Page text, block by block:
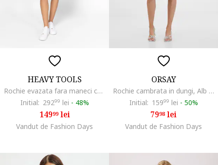
HEAVY TOOLS
Rochie evazata fara maneci cu cordon in talie Verti, Bleumarin
Initial: 29299 lei - 48%
14999lei
Vandut de Fashion Days
ORSAY
Rochie cambrata in dungi, Alb optic/Bleumarin
Initial: 15999 lei - 50%
7998 lei
Vandut de Fashion Days